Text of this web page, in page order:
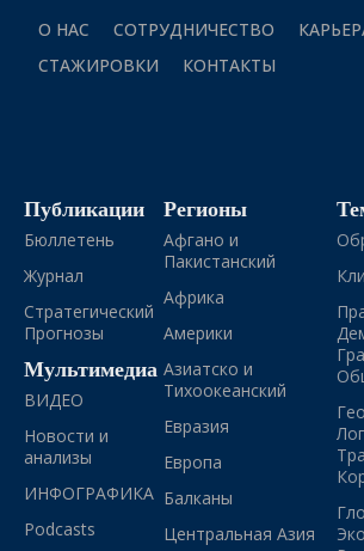
О НАС СОТРУДНИЧЕСТВО
СТАЖИРОВКИ
КОНТАКТЫ
Публикации
Бюллетень
Журнал
Стратегический
Прогнозы
Мультимедиа
ВИДЕО
Новости и
анализы
ИНФОГРАФИКА
Podcasts
Регионы
Афгано и
Пакистанский
Африка
Америки
Азиатско и
Тихоокеанский
Евразия
Европа
Балканы
Центральная Азия